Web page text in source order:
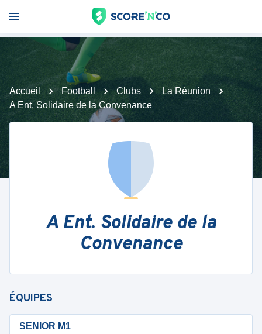
Accueil Football Clubs
La Réunion
A Ent. Solidaire de la Convenance
A Ent. Solidaire de la
Convenance
ÉQUIPES
SENIOR M1